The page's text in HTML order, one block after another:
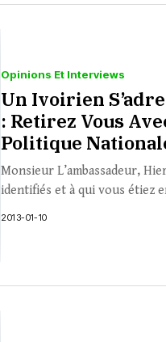
Opinions Et Interviews
Un Ivoirien
: Retirez Vous
Politique
Monsieur L’ambassadeur,
identifiés et à qui vous étiez
2013-01-10